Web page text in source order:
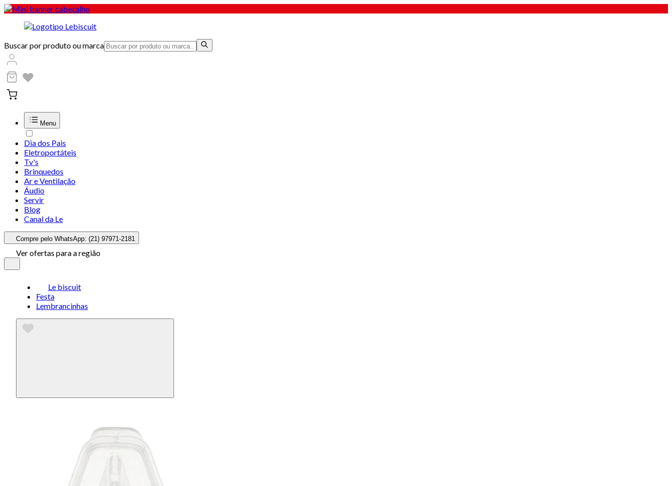
Buscar por produto ou marca
Menu
Dia dos Pais
Eletroportáteis
Tv's
Brinquedos
Ar e Ventilação
Áudio
Servir
Blog
Canal da Le
Compre pelo WhatsApp: (21) 97971-2181
Ver ofertas para a região
Le biscuit
Festa
Lembrancinhas